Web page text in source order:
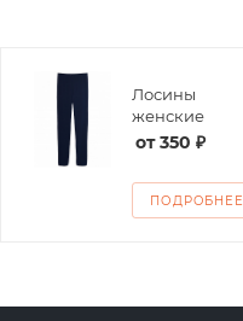
Лосины
женские
от350 ₽
ПОДРОБНЕЕ